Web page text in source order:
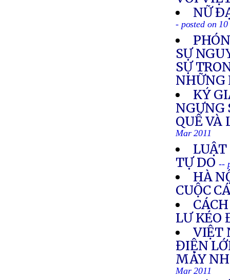
NỮ
- posted on
SỰ
SỰ
NHỮNG
KÝ
NGƯNG
QUẾ VÀ
Mar 2011
TỰ DO --
HÀ
CUỘC
LƯ KÉO
VIỆT
ĐIỆN
MÁY
Mar 2011